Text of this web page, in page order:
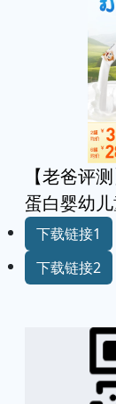
【老爸评
蛋白婴幼
下载链接1
下载链接2